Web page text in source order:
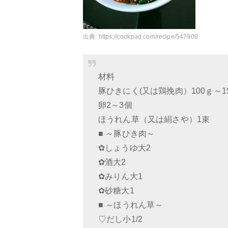
出典: https://cookpad.com/recipe/547908
材料
豚ひきにく(又は鶏挽肉）100ｇ～
卵2～3個
ほうれん草（又は絹さや）1束
■ ～豚ひき肉～
✿しょうゆ大2
✿酒大2
✿みりん大1
✿砂糖大1
■ ～ほうれん草～
♡だし小1/2